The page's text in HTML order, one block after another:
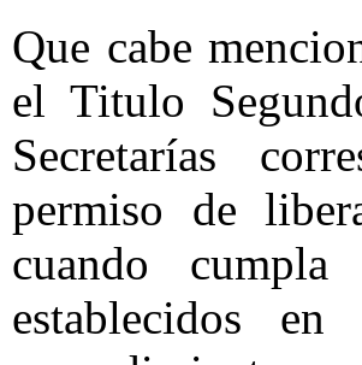
Que cabe
el Titulo
Secretarías
permiso de
cuando
establecidos